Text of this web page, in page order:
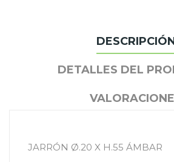
DETALLES DEL
JARRÓN Ø.20 X H.55 ÁMBAR